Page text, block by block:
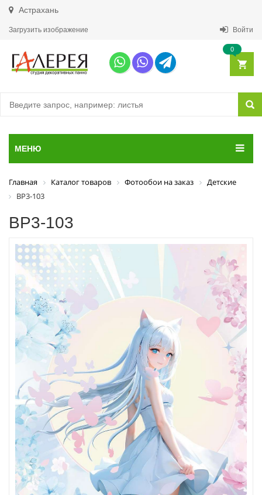
Астрахань
Загрузить изображение Войти
0
МЕНЮ
Главная Каталог товаров Фотообои на заказ
Детские
ВР3-103
ВР3-103